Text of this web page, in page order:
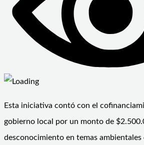
Esta iniciativa contó con el
gobierno local por un monto de
desconocimiento en temas